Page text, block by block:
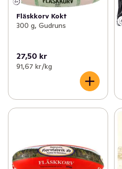
Fläskkorv Kokt
300 g, Gudruns
27,50 kr
91,67 kr /kg